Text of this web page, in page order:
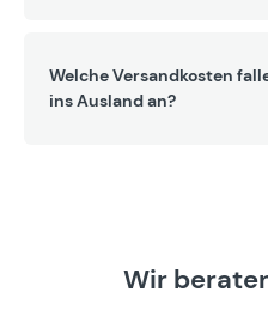
Welche Versandkosten
ins Ausland an?
Wir